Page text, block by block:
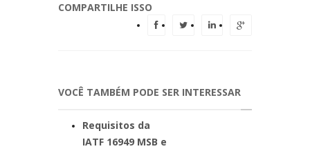
COMPARTILHE ISSO
VOCÊ TAMBÉM PODE SER INTERESSAR
Requisitos da
IATF 16949 MSB e